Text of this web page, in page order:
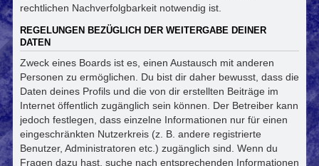
rechtlichen Nachverfolgbarkeit notwendig ist.
REGELUNGEN BEZÜGLICH DER WEITERGABE DEINER
DATEN
Zweck eines Boards ist es, einen Austausch mit anderen
Personen zu ermöglichen. Du bist dir daher bewusst, dass die
Daten deines Profils und die von dir erstellten Beiträge im
Internet öffentlich zugänglich sein können. Der Betreiber kann
jedoch festlegen, dass einzelne Informationen nur für einen
eingeschränkten Nutzerkreis (z. B. andere registrierte
Benutzer, Administratoren etc.) zugänglich sind. Wenn du
Fragen dazu hast, suche nach entsprechenden Informationen